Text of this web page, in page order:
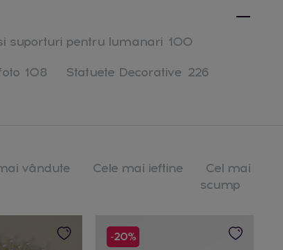
suporturi pentru lumanari 100
108 Statuete Decorative 226
vândute Cele mai ieftine
Cel mai
scump
-20%